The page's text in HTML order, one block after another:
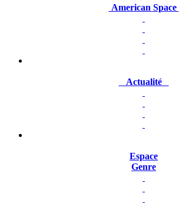
American Space
Actualité
Espace
Genre